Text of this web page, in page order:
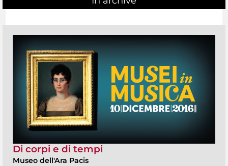
Di corpi e di tempi
Museo dell'Ara Pacis